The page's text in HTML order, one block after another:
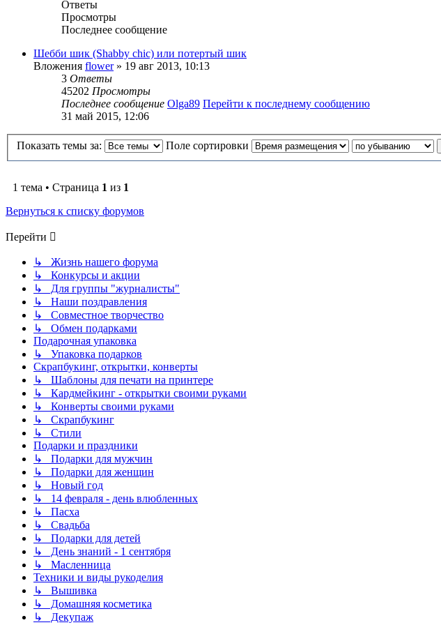
Ответы
Просмотры
Последнее сообщение
Шебби шик (Shabby chic) или потертый шик
Вложения flower» 19 авг 2013, 10:13
3 Ответы
45202 Просмотры
Последнее сообщение Olga89 Перейти к последнему сообщению
31 май 2015, 12:06
Показать темы за: Поле сортировки
1 тема • Страница 1 из 1
Вернуться к списку форумов
Перейти
↳ Жизнь нашего форума
↳ Конкурсы и акции
↳ Для группы "журналисты"
↳ Наши поздравления
↳ Совместное творчество
↳ Обмен подарками
Подарочная упаковка
↳ Упаковка подарков
Скрапбукинг, открытки, конверты
↳ Шаблоны для печати на принтере
↳ Кардмейкинг - открытки своими руками
↳ Конверты своими руками
↳ Скрапбукинг
↳ Стили
Подарки и праздники
↳ Подарки для мужчин
↳ Подарки для женщин
↳ Новый год
↳ 14 февраля - день влюбленных
↳ Пасха
↳ Свадьба
↳ Подарки для детей
↳ День знаний - 1 сентября
↳ Масленница
Техники и виды рукоделия
↳ Вышивка
↳ Домашняя косметика
↳ Декупаж